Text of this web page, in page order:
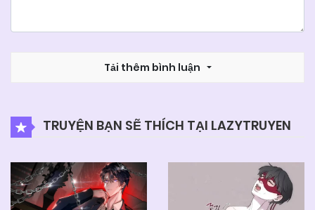
04/06/2025
Chapter 41
Chapter 40 04/06/2025
Tải thêm bình luận
TRUYỆN BẠN SẼ THÍCH TẠI LAZYTRUYEN